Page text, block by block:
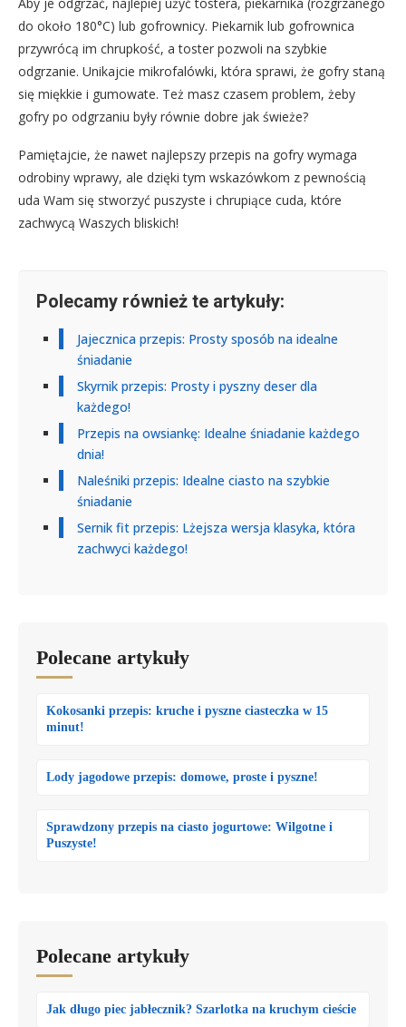
do około 180°C) lub gofrownicy. Piekarnik lub gofrownica
przywrócą im chrupkość, a toster pozwoli na szybkie
odgrzanie. Unikajcie mikrofalówki, która sprawi, że gofry staną
się miękkie i gumowate. Też masz czasem problem, żeby
gofry po odgrzaniu były równie dobre jak świeże?
Pamiętajcie, że nawet najlepszy przepis na gofry wymaga
odrobiny wprawy, ale dzięki tym wskazówkom z pewnością
uda Wam się stworzyć puszyste i chrupiące cuda, które
zachwycą Waszych bliskich!
Polecamy również te artykuły:
Jajecznica przepis: Prosty sposób na idealne
śniadanie
Skyrnik przepis: Prosty i pyszny deser dla
każdego!
Przepis na owsiankę: Idealne śniadanie każdego
dnia!
Naleśniki przepis: Idealne ciasto na szybkie
śniadanie
Sernik fit przepis: Lżejsza wersja klasyka, która
zachwyci każdego!
Polecane artykuły
Kokosanki przepis: kruche i pyszne ciasteczka w 15
minut!
Lody jagodowe przepis: domowe, proste i pyszne!
Sprawdzony przepis na ciasto jogurtowe: Wilgotne i
Puszyste!
Polecane artykuły
Jak długo piec jabłecznik? Szarlotka na kruchym cieście